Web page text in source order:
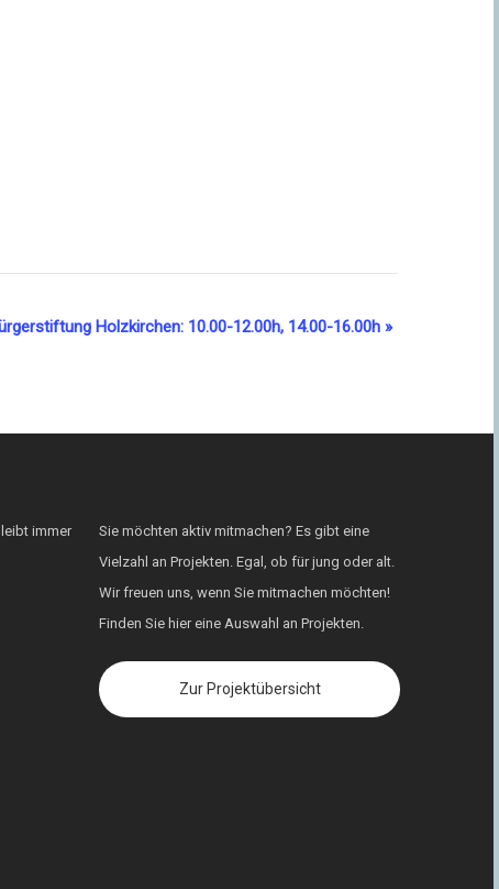
Holzkirchen: 10.00-12.00h, 14.00-16.00h »
immer
Sie möchten aktiv mitmachen? Es gibt eine
Vielzahl an Projekten. Egal, ob für jung oder alt.
Wir freuen uns, wenn Sie mitmachen möchten!
Finden Sie hier eine Auswahl an Projekten.
Zur Projektübersicht